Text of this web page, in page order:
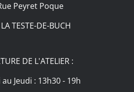
Peyret Poque
TESTE-DE-BUCH
DE L'ATELIER :
Jeudi : 13h30 - 19h